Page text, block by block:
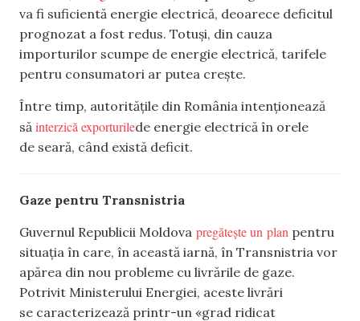
va fi suficientă energie electrică, deoarece deficitul
prognozat a fost redus. Totuși, din cauza
importurilor scumpe de energie electrică, tarifele
pentru consumatori ar putea crește.
Între timp, autoritățile din România intenționează
să interzică exporturilede energie electrică în orele
de seară, când există deficit.
Gaze pentru Transnistria
Guvernul Republicii Moldova pregătește un plan pentru
situația în care, în această iarnă, în Transnistria vor
apărea din nou probleme cu livrările de gaze.
Potrivit Ministerului Energiei, aceste livrări
se caracterizează printr-un «grad ridicat